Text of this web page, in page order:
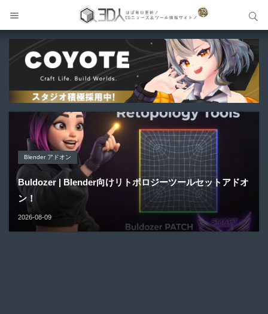
Blender アドオン
Buldozer | Blender向けリトポロジーツールセットアドオ
ン！
2026-08-09
Maya プラグイン
Gizmify Media Plane 2 | MP4・AVI・MKV・MOVな...
2026-08-08
Unreal Engine アセット
Material Parameter Manager | Unreal Engi...
2026-08-07
Unreal Engine アセット
Pipe It | 直感的にパイプ形状を構築出来るUnreal Engine
5...
2026-08-05
Unreal Engine アセット
Directive Utilities | ブループリントライブラリやエディタ
ス...
2026-08-03
サイト内検索